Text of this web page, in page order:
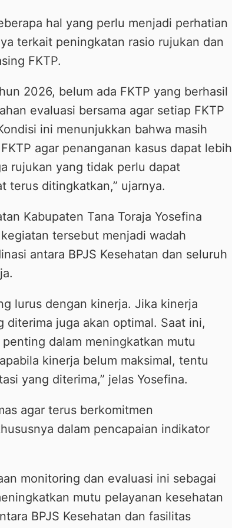
hal yang perlu menjadi perhatian
terkait peningkatan rasio rujukan dan
FKTP.
2026, belum ada FKTP yang berhasil
evaluasi bersama agar setiap FKTP
ini menunjukkan bahwa masih
agar penanganan kasus dapat lebih
rujukan yang tidak perlu dapat
terus ditingkatkan,” ujarnya.
Kabupaten Tana Toraja Yosefina
tersebut menjadi wadah
antara BPJS Kesehatan dan seluruh
lurus dengan kinerja. Jika kinerja
diterima juga akan optimal. Saat ini,
dalam meningkatkan mutu
kinerja belum maksimal, tentu
yang diterima,” jelas Yosefina.
agar terus berkomitmen
dalam pencapaian indikator
monitoring dan evaluasi ini sebagai
mutu pelayanan kesehatan
BPJS Kesehatan dan fasilitas